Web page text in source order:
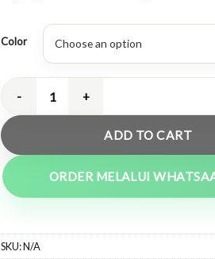
Color
Kacamata Hitam Kotak Premium Tangkai
ADD TO CART
ORDER MELALUI
SKU:N/A